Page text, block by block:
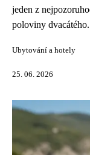
jeden z
poloviny
Ubytování a hotely
25. 06. 2026